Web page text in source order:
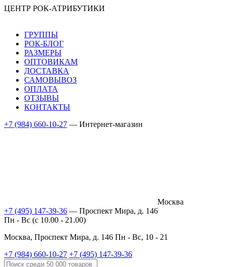
ЦЕНТР РОК-АТРИБУТИКИ
ГРУППЫ
РОК-БЛОГ
РАЗМЕРЫ
ОПТОВИКАМ
ДОСТАВКА
САМОВЫВОЗ
ОПЛАТА
ОТЗЫВЫ
КОНТАКТЫ
+7 (984) 660-10-27 — Интернет-магазин
Москва
+7 (495) 147-39-36 — Проспект Мира, д. 146
Пн - Вс (c 10.00 - 21.00)
Москва, Проспект Мира, д. 146 Пн - Вс, 10 - 21
+7 (984) 660-10-27 +7 (495) 147-39-36